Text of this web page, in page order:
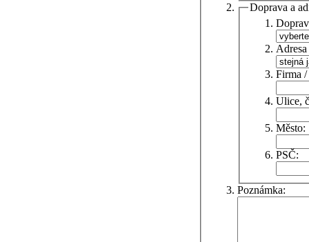
Doprava a
Firma
Ulice,
Město:
PSČ:
Poznámka: